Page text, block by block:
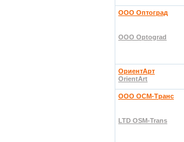
OOO Оптоград
OOO Optograd
ОриентАрт
OrientArt
ООО ОСМ-Транс
LTD OSM-Trans